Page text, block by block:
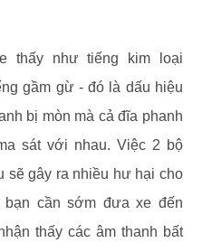
thấy như tiếng kim loại
gầm gừ - đó là dấu hiệu
bị mòn mà cả đĩa phanh
sát với nhau. Việc 2 bộ
sẽ gây ra nhiều hư hại cho
bạn cần sớm đưa xe đến
thấy các âm thanh bất